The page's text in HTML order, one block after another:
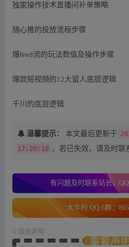
独家操作技术直播间补单策略
随心推的投放流程步骤
爆feed流的玩法数值及操作步骤
爆款短视频的12大留人底层逻辑
千川的底层逻辑
温馨提示： 本文最后更新于
17:20:10 ，若已失效，请及时联
有问题及时联系站长，
大牛的 QQ 6群：
版权声明
重要声明